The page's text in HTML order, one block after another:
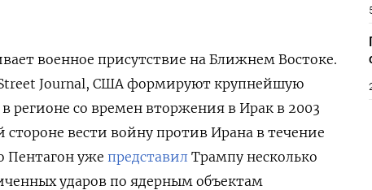
военное присутствие на Ближнем Востоке.
Journal, США формируют крупнейшую
регионе со времен вторжения в Ирак в 2003
вести войну против Ирана в течение
Пентагон уже представил Трампу несколько
ударов по ядерным объектам